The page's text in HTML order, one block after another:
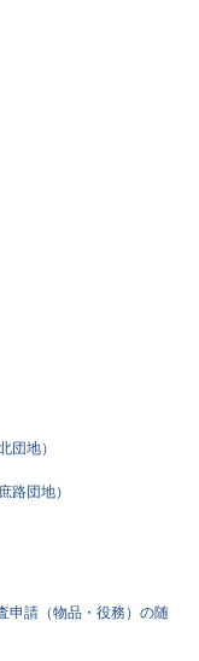
団地）
路団地）
申請（物品・役務）の随